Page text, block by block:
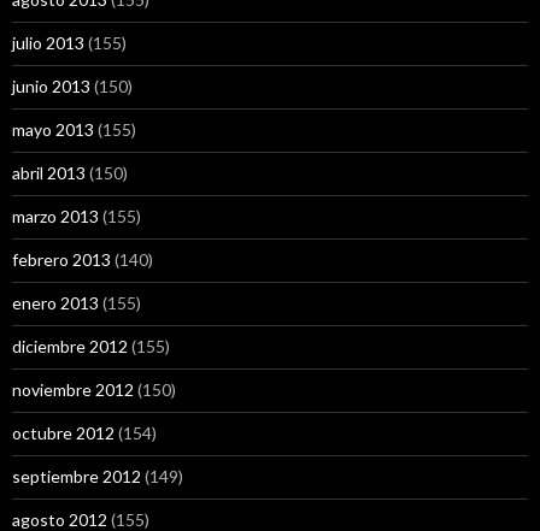
julio 2013 (155)
junio 2013 (150)
mayo 2013 (155)
abril 2013 (150)
marzo 2013 (155)
febrero 2013 (140)
enero 2013 (155)
diciembre 2012 (155)
noviembre 2012 (150)
octubre 2012 (154)
septiembre 2012 (149)
agosto 2012 (155)